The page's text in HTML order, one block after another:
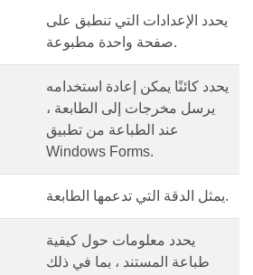
يحدد الإعدادات التي تنطبق على
صفحة واحدة مطبوعة.
يحدد كائنًا يمكن إعادة استخدامه
يرسل مخرجات إلى الطابعة ،
عند الطباعة من تطبيق
Windows Forms.
يمثل الدقة التي تدعمها الطابعة.
يحدد معلومات حول كيفية
طباعة المستند ، بما في ذلك